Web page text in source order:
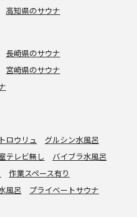
高知県のサウナ
長崎県のサウナ
宮崎県のサウナ
ロウリュ
グルシン水風呂
テレビ無し
バイブラ水風呂
作業スペース有り
風呂 プライベートサウナ